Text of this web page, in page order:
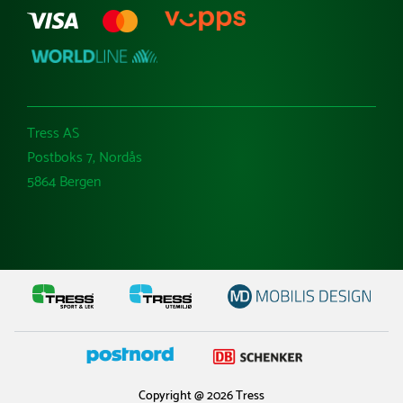
Tress AS
Postboks 7, Nordås
5864 Bergen
Copyright @ 2026 Tress